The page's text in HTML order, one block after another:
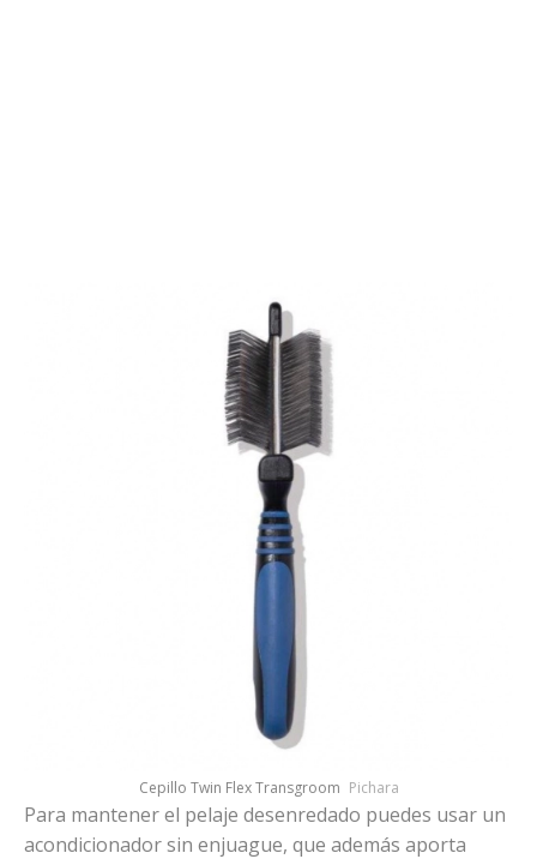
Cepillo Twin Flex Transgroom Pichara
Para mantener el pelaje desenredado puedes usar un
acondicionador sin enjuague, que además aporta